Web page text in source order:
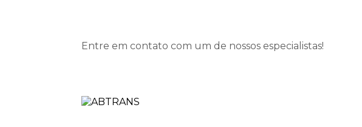
Entre em contato com um de nossos especialistas!